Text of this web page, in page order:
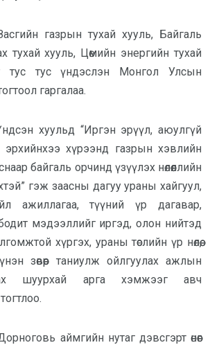
газрын тухай хууль, Байгаль
тухай хууль, Цөмийн энергийн тухай
тус тус үндэслэн Монгол Улсын
гаргалаа.
хуульд “Иргэн эрүүл, аюулгүй
хүрээнд газрын хэвлийн
байгаль орчинд үзүүлэх нөлөөллийн
гэж заасны дагуу ураны хайгуул,
ажиллагаа, түүний үр дагавар,
бодит мэдээллийг иргэд, олон нийтэд
хүргэх, ураны төслийн үр нөлөө,
зөвөөр таниулж ойлгуулах ажлын
шуурхай арга хэмжээг авч
аймгийн нутаг дэвсгэрт өнөөг